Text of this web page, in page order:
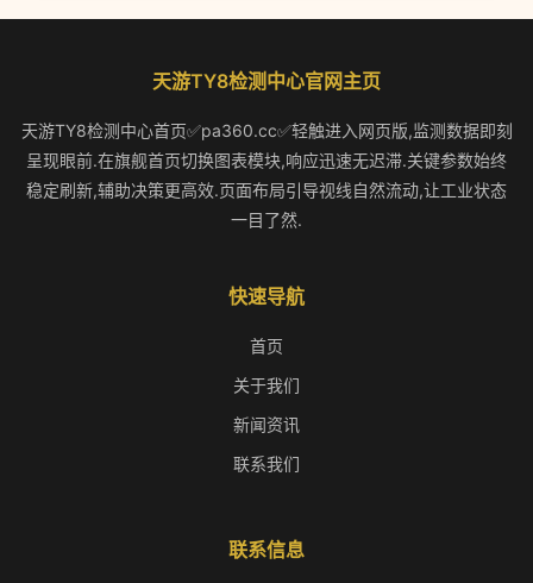
天游TY8检测中心官网主页
天游TY8检测中心首页✅pa360.cc✅轻触进入网页版,监测数据即刻
呈现眼前.在旗舰首页切换图表模块,响应迅速无迟滞.关键参数始终
稳定刷新,辅助决策更高效.页面布局引导视线自然流动,让工业状态
一目了然.
快速导航
首页
关于我们
新闻资讯
联系我们
联系信息